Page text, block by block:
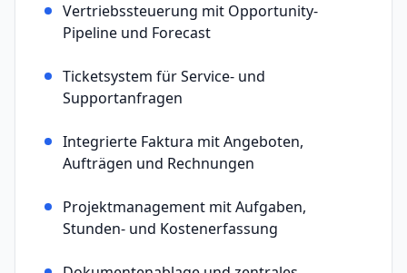
Vertriebssteuerung mit Opportunity-
Pipeline und Forecast
Ticketsystem für Service- und
Supportanfragen
Integrierte Faktura mit Angeboten,
Aufträgen und Rechnungen
Projektmanagement mit Aufgaben,
Stunden- und Kostenerfassung